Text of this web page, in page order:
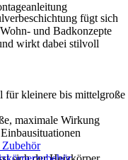
fügt sich
und Badkonzepte
wirkt dabei stilvoll
für kleinere bis mittelgroße
maximale Wirkung